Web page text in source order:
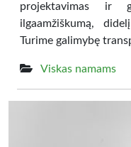
projektavimas ir
ilgaamžiškumą,
Turime galimybę
Viskas namams